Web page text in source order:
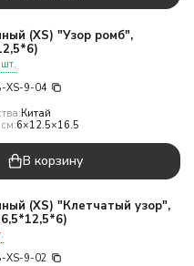
(XS) "Узор ромб",
XS-9-04
Китай
6×12.5×16.5
В корзину
(XS) "Клетчатый узор",
XS-9-02